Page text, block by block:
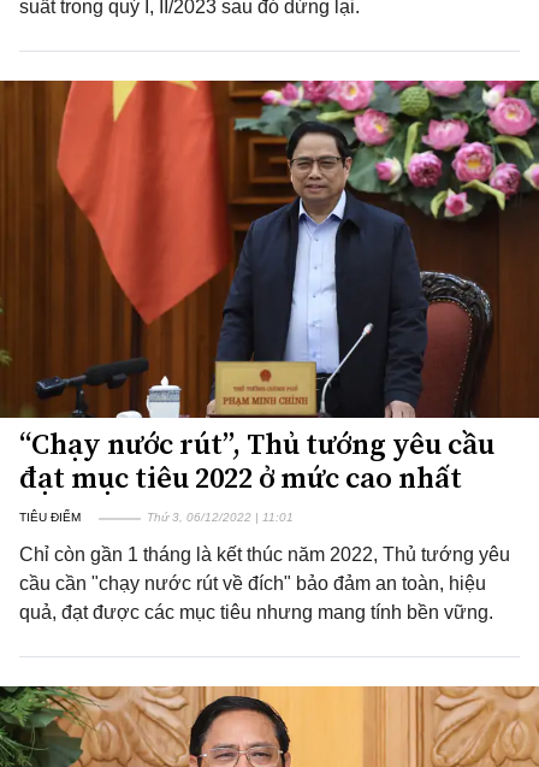
suất trong quý I, II/2023 sau đó dừng lại.
“Chạy nước rút”, Thủ tướng yêu cầu
đạt mục tiêu 2022 ở mức cao nhất
TIÊU ĐIỂM Thứ 3, 06/12/2022 | 11:01
Chỉ còn gần 1 tháng là kết thúc năm 2022, Thủ tướng yêu
cầu cần "chạy nước rút về đích" bảo đảm an toàn, hiệu
quả, đạt được các mục tiêu nhưng mang tính bền vững.